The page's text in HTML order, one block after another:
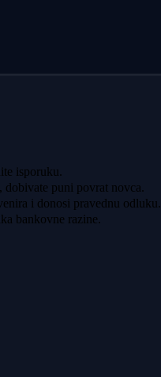
isporuku.
dobivate puni povrat novca.
i donosi pravednu odluku.
bankovne razine.